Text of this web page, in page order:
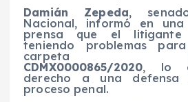
Damián Zepeda,
Nacional, informó en
prensa que el litigante
teniendo problemas
carpeta
CDMX0000865/2020, lo
derecho a una defensa
proceso penal.